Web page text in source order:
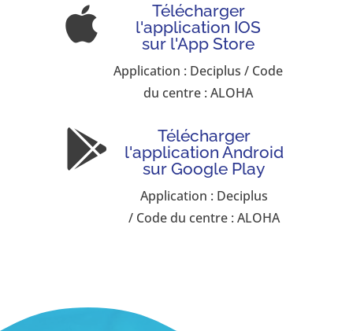

Télécharger
l'application IOS
sur l'App Store
Application : Deciplus / Code
du centre : ALOHA

Télécharger
l'application Android
sur Google Play
Application : Deciplus
/ Code du centre : ALOHA